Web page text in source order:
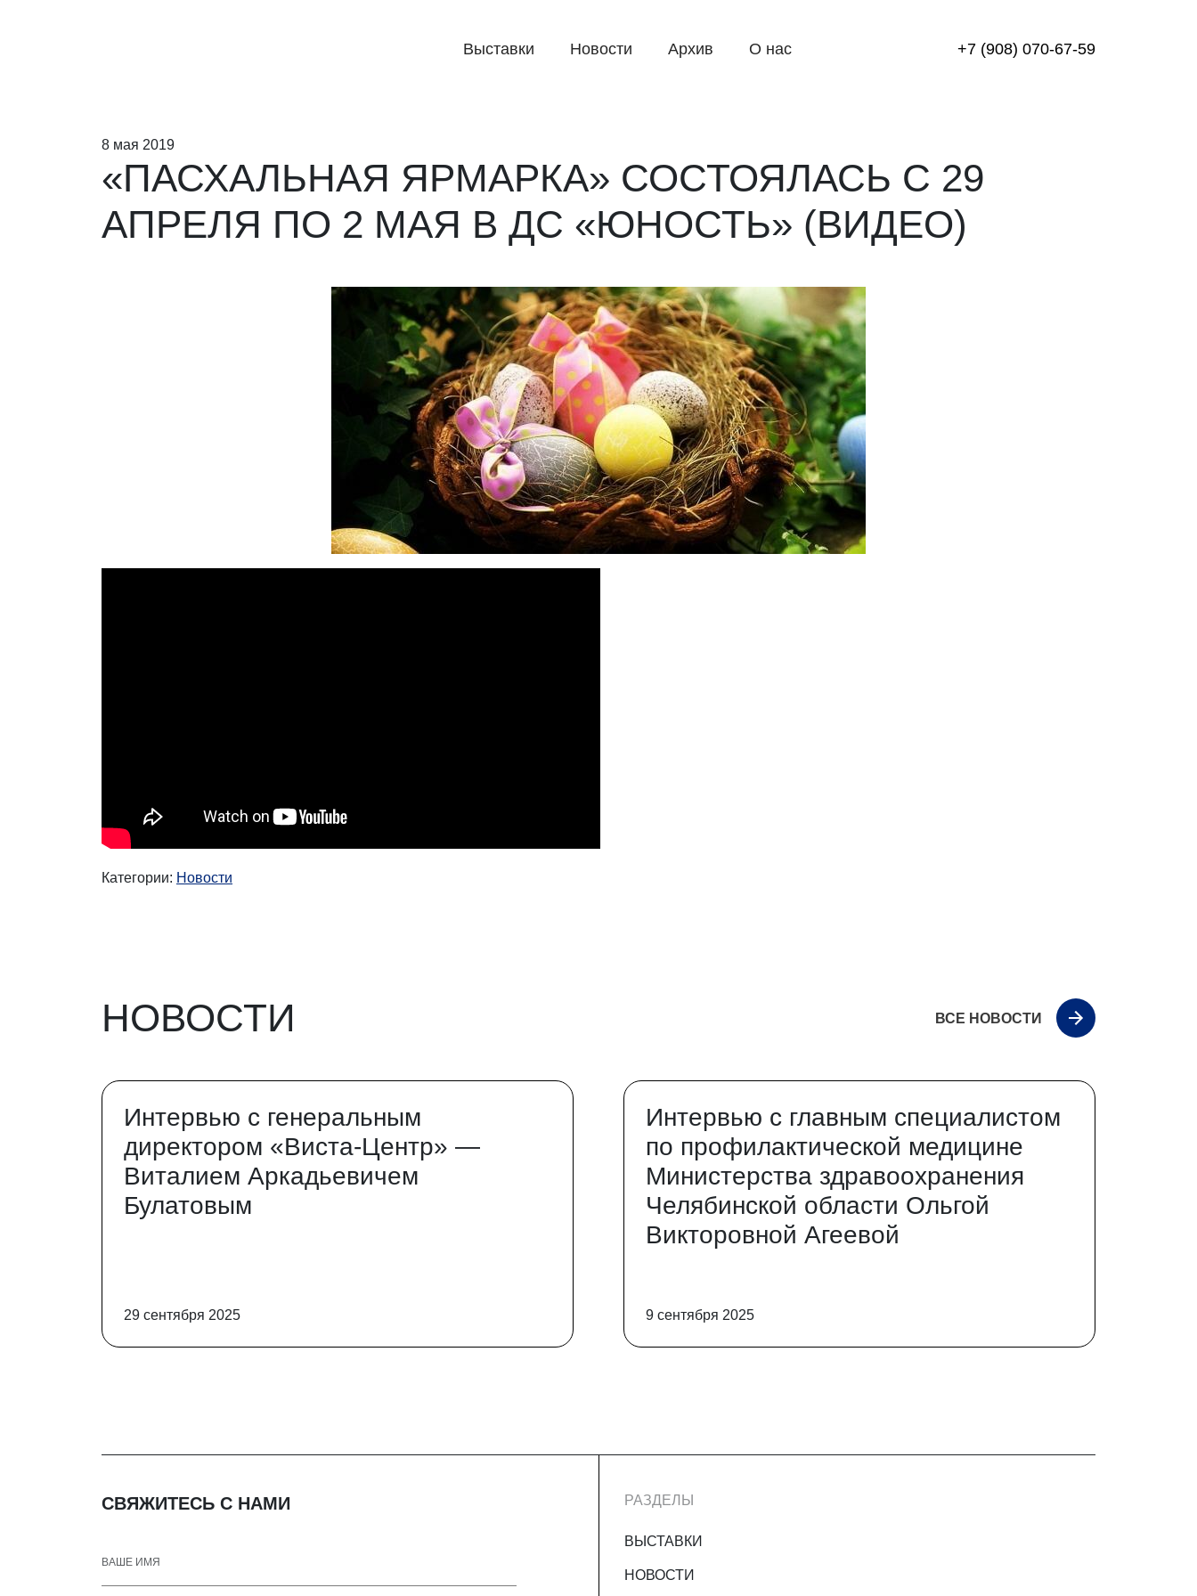
Выставки Новости Архив О нас +7 (908) 070-67-59
8 мая 2019
«ПАСХАЛЬНАЯ ЯРМАРКА» СОСТОЯЛАСЬ С 29
АПРЕЛЯ ПО 2 МАЯ В ДС «ЮНОСТЬ» (ВИДЕО)
Категории: Новости
НОВОСТИ ВСЕ НОВОСТИ
Интервью с генеральным
директором «Виста-Центр» —
Виталием Аркадьевичем
Булатовым
29 сентября 2025
Интервью с главным специалистом
по профилактической медицине
Министерства здравоохранения
Челябинской области Ольгой
Викторовной Агеевой
9 сентября 2025
СВЯЖИТЕСЬ С НАМИ РАЗДЕЛЫ
ВЫСТАВКИ
НОВОСТИ